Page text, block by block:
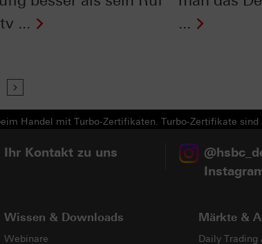
...
...
Handel mit Turbo-Zertifikaten. Turbo-Zertifikate
Ihr Kontakt zu uns
Wissen & Downloads
Webinare
Märkte &
Daily Trading